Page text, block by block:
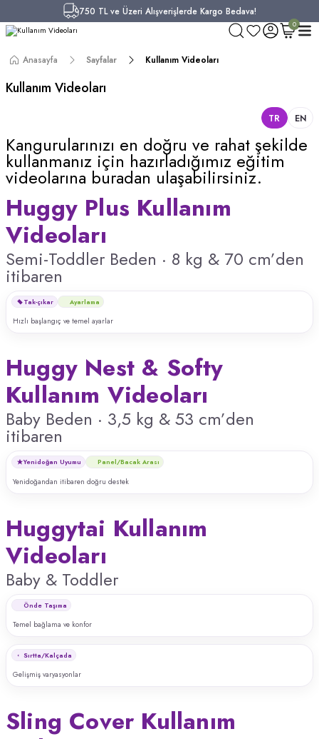
750 TL ve Üzeri Alışverişlerde Kargo Bedava!
0
Anasayfa Sayfalar Kullanım Videoları
Kullanım Videoları
TR EN
Kangurularınızı en doğru ve rahat şekilde
kullanmanız için hazırladığımız eğitim
videolarına buradan ulaşabilirsiniz.
Huggy Plus Kullanım
Videoları
Semi-Toddler Beden · 8 kg & 70 cm’den
itibaren
Tak-çıkar Ayarlama
Hızlı başlangıç ve temel ayarlar
Huggy Nest & Softy
Kullanım Videoları
Baby Beden · 3,5 kg & 53 cm’den
itibaren
Yenidoğan Uyumu Panel/Bacak Arası
Yenidoğandan itibaren doğru destek
Huggytai Kullanım
Videoları
Baby & Toddler
Önde Taşıma
Temel bağlama ve konfor
Sırtta/Kalçada
Gelişmiş varyasyonlar
Sling Cover Kullanım